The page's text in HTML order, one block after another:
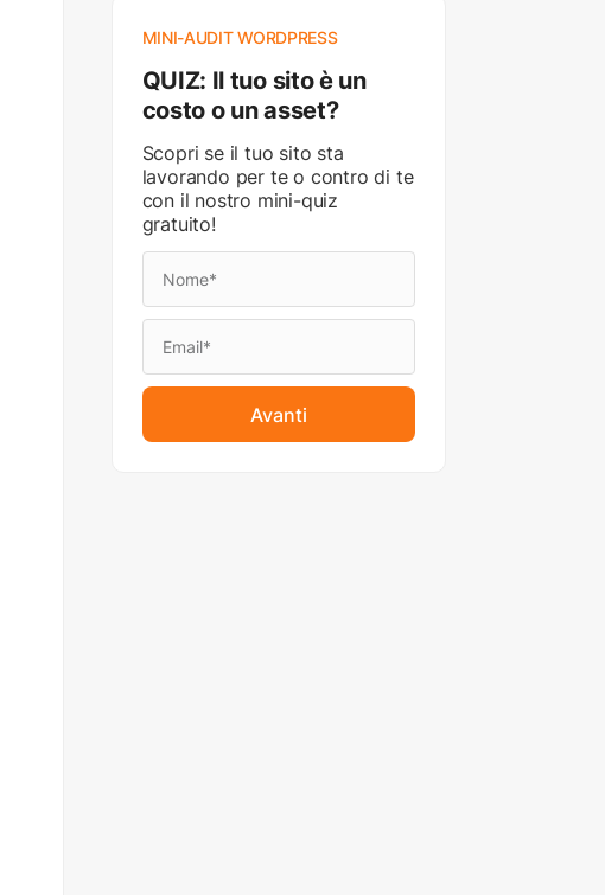
MINI-AUDIT WORDPRESS
QUIZ: Il tuo sito è un
costo o un asset?
Scopri se il tuo sito sta
lavorando per te o contro di te
con il nostro mini-quiz
gratuito!
Avanti